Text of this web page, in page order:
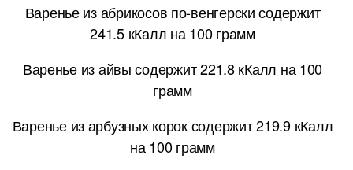
Варенье из абрикосов по-венгерски содержит
241.5 кКалл на 100 грамм
Варенье из айвы содержит 221.8 кКалл на 100
грамм
Варенье из арбузных корок содержит 219.9 кКалл
на 100 грамм